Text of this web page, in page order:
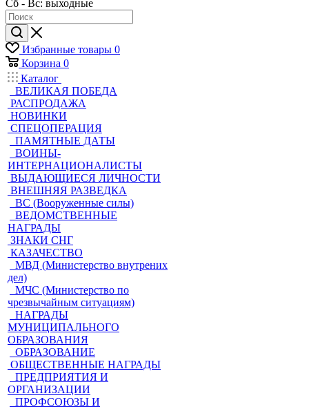
Сб - Вс: выходные
Избранные товары 0
Корзина 0
Каталог
ВЕЛИКАЯ ПОБЕДА
РАСПРОДАЖА
НОВИНКИ
СПЕЦОПЕРАЦИЯ
ПАМЯТНЫЕ ДАТЫ
ВОИНЫ-
ИНТЕРНАЦИОНАЛИСТЫ
ВЫДАЮЩИЕСЯ ЛИЧНОСТИ
ВНЕШНЯЯ РАЗВЕДКА
ВС (Вооруженные силы)
ВЕДОМСТВЕННЫЕ
НАГРАДЫ
ЗНАКИ СНГ
КАЗАЧЕСТВО
МВД (Министерство внутрених
дел)
МЧС (Министерство по
чрезвычайным ситуациям)
НАГРАДЫ
МУНИЦИПАЛЬНОГО
ОБРАЗОВАНИЯ
ОБРАЗОВАНИЕ
ОБЩЕСТВЕННЫЕ НАГРАДЫ
ПРЕДПРИЯТИЯ И
ОРГАНИЗАЦИИ
ПРОФСОЮЗЫ И